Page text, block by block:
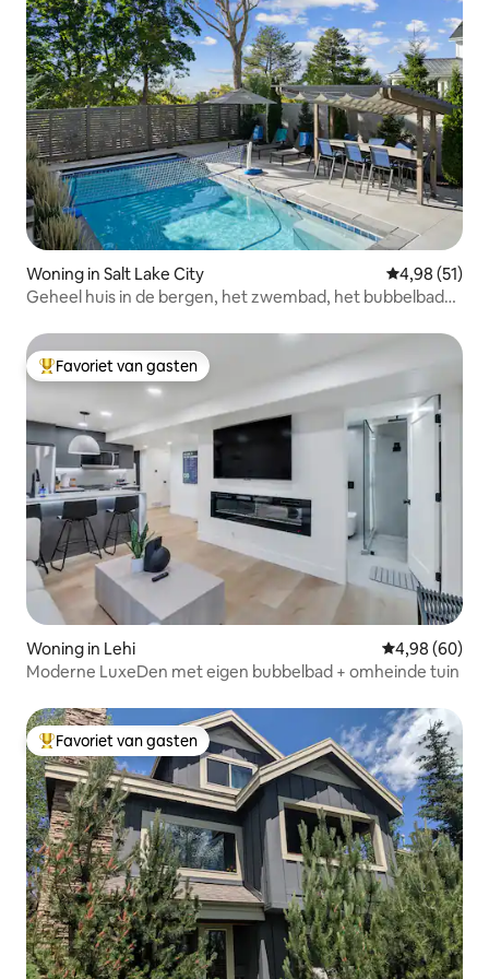
Woning in Salt Lake City Gemiddelde
4,98 (51)
Geheel huis in de bergen, het zwembad, het bubbelbad
Topfavoriet van gasten
Favoriet van gasten
Woning in Lehi Gemiddelde
4,98 (60)
Moderne LuxeDen met eigen bubbelbad + omheinde tuin
Topfavoriet van gasten
Favoriet van gasten